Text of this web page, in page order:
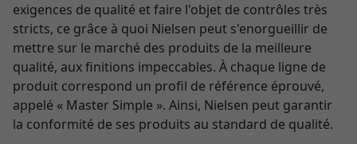
exigences de qualité et faire l'objet de contrôles très
stricts, ce grâce à quoi Nielsen peut s'enorgueillir de
mettre sur le marché des produits de la meilleure
qualité, aux finitions impeccables. À chaque ligne de
produit correspond un profil de référence éprouvé,
appelé « Master Simple ». Ainsi, Nielsen peut garantir
la conformité de ses produits au standard de qualité.